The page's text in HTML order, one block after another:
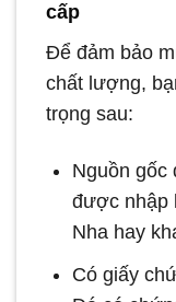
cấp
Để đảm bảo
chất lượng,
trọng sau:
Nguồn gốc
được nhập
Nha hay
Có giấy